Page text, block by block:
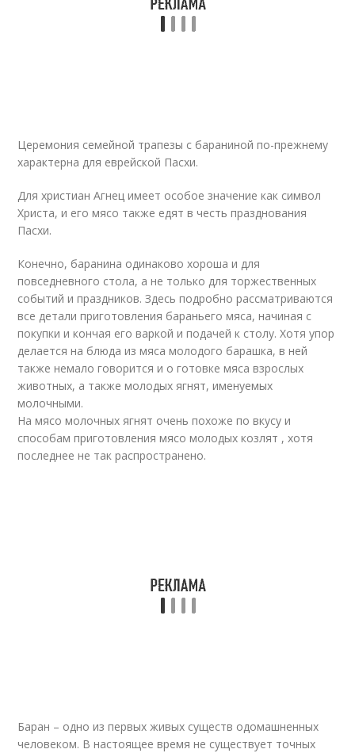
Церемония семейной трапезы с бараниной по-прежнему
характерна для еврейской Пасхи.
Для христиан Агнец имеет особое значение как символ
Христа, и его мясо также едят в честь празднования
Пасхи.
Конечно, баранина одинаково хороша и для
повседневного стола, а не только для торжественных
событий и праздников. Здесь подробно рассматриваются
все детали приготовления бараньего мяса, начиная с
покупки и кончая его варкой и подачей к столу. Хотя упор
делается на блюда из мяса молодого барашка, в ней
также немало говорится и о готовке мяса взрослых
животных, а также молодых ягнят, именуемых
молочными.
На мясо молочных ягнят очень похоже по вкусу и
способам приготовления мясо молодых козлят , хотя
последнее не так распространено.
Баран – одно из первых живых существ одомашненных
человеком. В настоящее время не существует точных